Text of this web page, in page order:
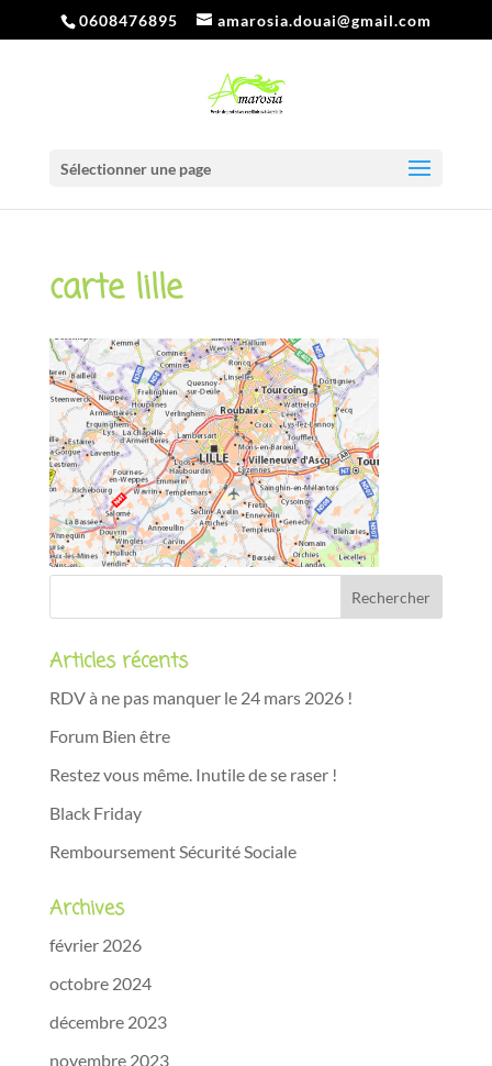
0608476895 amarosia.douai@gmail.com
Sélectionner une page
carte lille
Articles récents
RDV à ne pas manquer le 24 mars 2026 !
Forum Bien être
Restez vous même. Inutile de se raser !
Black Friday
Remboursement Sécurité Sociale
Archives
février 2026
octobre 2024
décembre 2023
novembre 2023